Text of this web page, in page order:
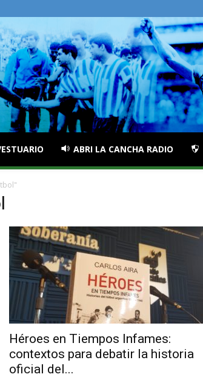
ABRI LA CANCHA RADIO
Héroes en Tiempos Infames:
contextos para debatir la historia
oficial del...